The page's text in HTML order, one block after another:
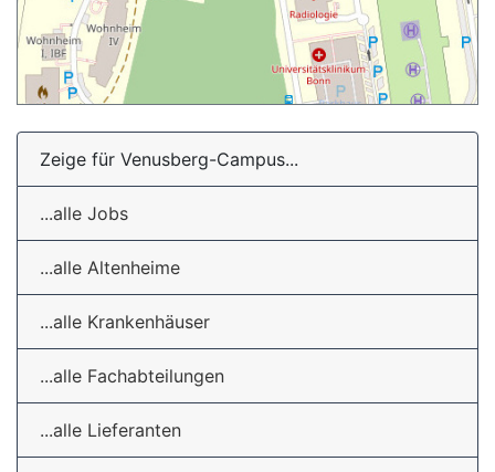
Zeige für Venusberg-Campus...
...alle Jobs
...alle Altenheime
...alle Krankenhäuser
...alle Fachabteilungen
...alle Lieferanten